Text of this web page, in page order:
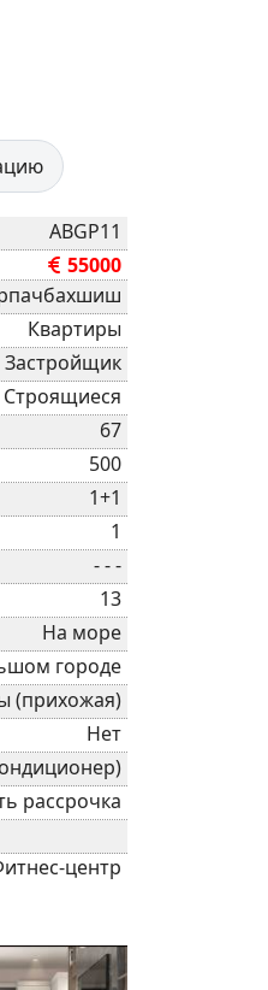
ABGP11
55000
Квартиры
Застройщик
Строящиеся
67
500
1+1
1
- - -
13
На море
городе
(прихожая)
Нет
рассрочка
центр